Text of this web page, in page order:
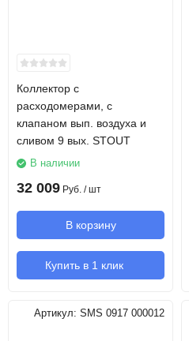
Коллектор с
расходомерами, с
клапаном вып. воздуха и
сливом 9 вых. STOUT
В наличии
32 009 Руб. / шт
В корзину
Купить в 1 клик
Артикул: SMS 0917 000012